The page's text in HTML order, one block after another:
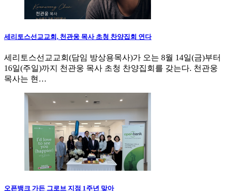
세리토스선교교회, 천관웅 목사 초청 찬양집회 연다
세리토스선교교회(담임 방상용목사)가 오는 8월 14일(금)부터
16일(주일)까지 천관웅 목사 초청 찬양집회를 갖는다. 천관웅
목사는 현…
오픈뱅크 가든 그로브 지점 1주년 맞아